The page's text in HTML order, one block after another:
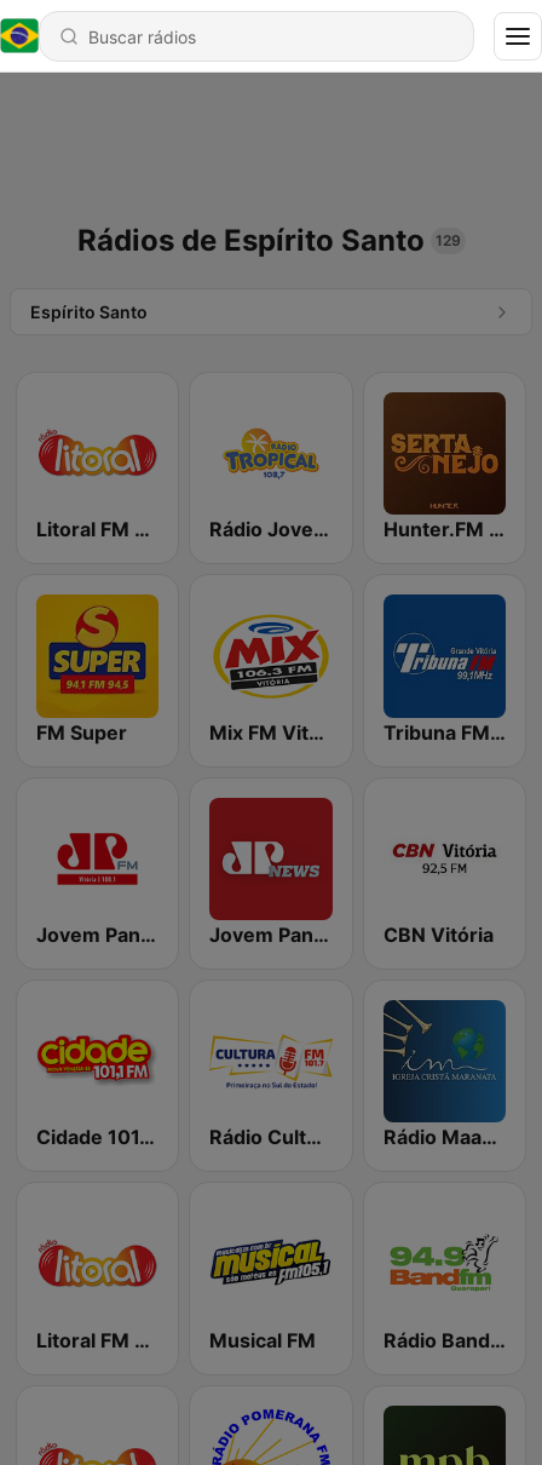
Rádios de Espírito Santo 129
Espírito Santo
Litoral FM - Vitória Rádio Jovem Tropical Hunter.FM - Sertanejo
FM Super Mix FM Vitória Tribuna FM 99.1
Jovem Pan FM Vitória Jovem Pan News CBN Vitória
Cidade 101.1 FM Rádio Cultura FM 101.7 Rádio Maanaim
Litoral FM - Colatina Musical FM Rádio Band FM 94.9